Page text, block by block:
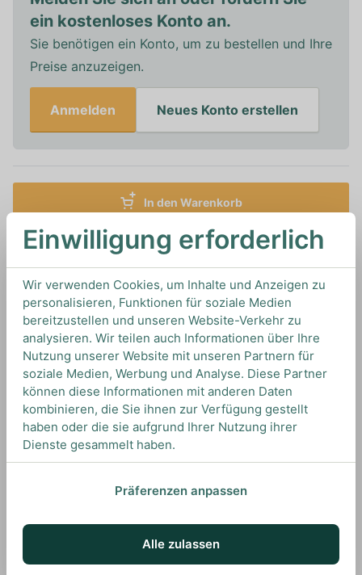
ein kostenloses Konto an.
Sie benötigen ein Konto, um zu bestellen und Ihre
Preise anzuzeigen.
Anmelden Neues Konto erstellen
In den Warenkorb
0,5L 40%
Artikelnummer: 15198
Moonshine vonOle Smoky MoonshineausUSA
TIPS & TRICKS
HOW TO DRINK
Wir empfehlen diesen Likör als erfrischenden
Highball mit Zitronenlimonade und ein paar
Spritzern Limettensaft.
Spezifikationen
Einwilligung erforderlich
Wir verwenden Cookies, um Inhalte und Anzeigen zu
personalisieren, Funktionen für soziale Medien
bereitzustellen und unseren Website-Verkehr zu
analysieren. Wir teilen auch Informationen über Ihre
Nutzung unserer Website mit unseren Partnern für
soziale Medien, Werbung und Analyse. Diese Partner
können diese Informationen mit anderen Daten
kombinieren, die Sie ihnen zur Verfügung gestellt
haben oder die sie aufgrund Ihrer Nutzung ihrer
Dienste gesammelt haben.
Präferenzen anpassen
Alle zulassen